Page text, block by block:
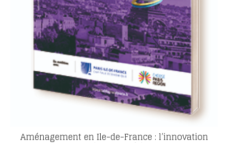
Aménagement en Ile-de-France : l’innovation